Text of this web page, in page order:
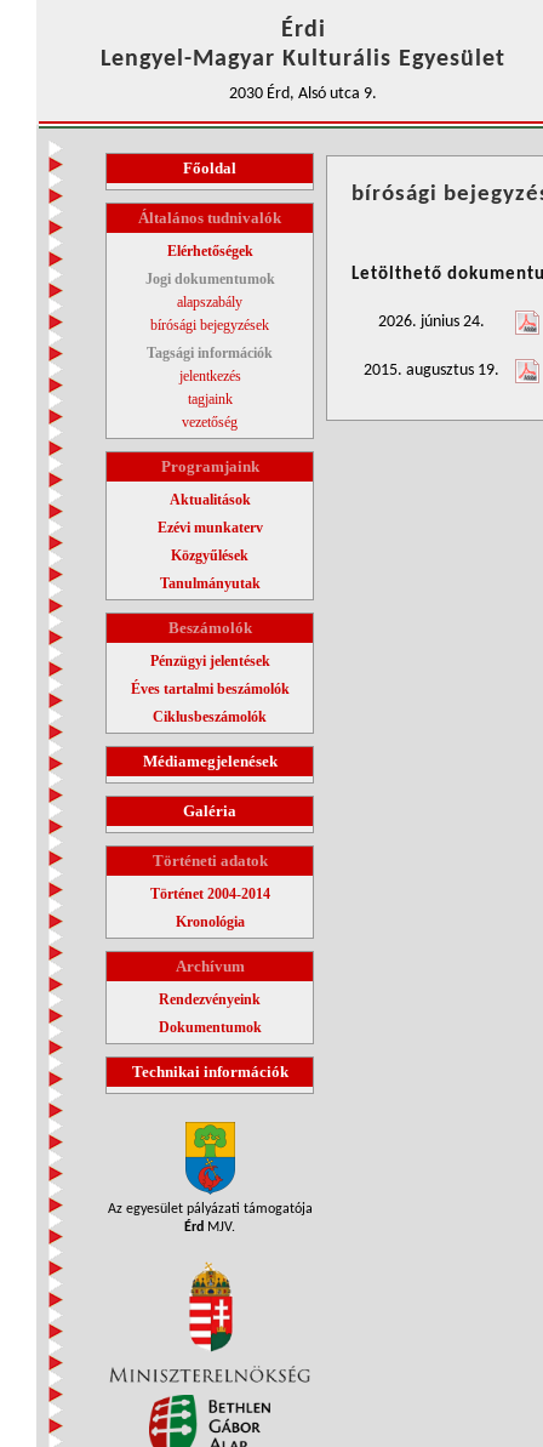
Érdi
Lengyel-Magyar Kulturális Egyesület
2030 Érd, Alsó utca 9.
Főoldal
Általános tudnivalók
Elérhetőségek
Jogi dokumentumok
alapszabály
bírósági bejegyzések
Tagsági információk
jelentkezés
tagjaink
vezetőség
Programjaink
Aktualitások
Ezévi munkaterv
Közgyűlések
Tanulmányutak
Beszámolók
Pénzügyi jelentések
Éves tartalmi beszámolók
Ciklusbeszámolók
Médiamegjelenések
Galéria
Történeti adatok
Történet 2004-2014
Kronológia
Archívum
Rendezvényeink
Dokumentumok
Technikai információk
Az egyesület pályázati támogatója
Érd MJV.
bírósági
Letölthető
2026. június 24.
2015. augusztus 19.